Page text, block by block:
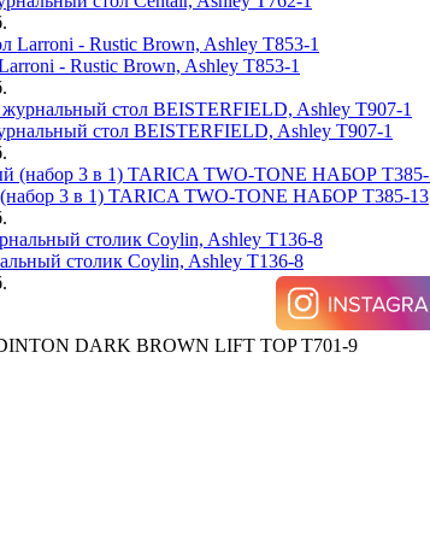
- Rustic Brown, Ashley T853-1
стол BEISTERFIELD, Ashley T907-1
3 в 1) TARICA TWO-TONE НАБОР T385-13
столик Coylin, Ashley T136-8
DARK BROWN LIFT TOP T701-9